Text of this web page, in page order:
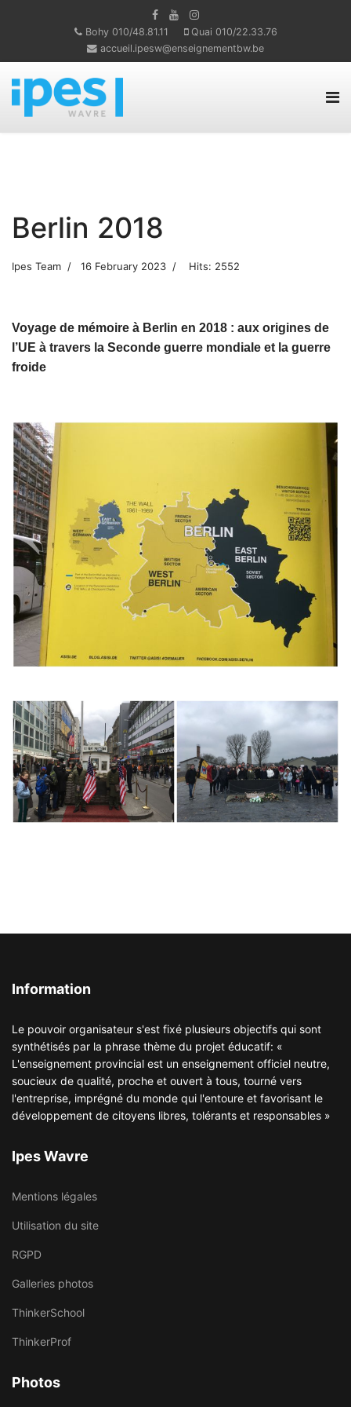
Bohy 010/48.81.11
Quai 010/22.33.76
accueil.ipesw@enseignementbw.be
Berlin 2018
Ipes Team 16 February 2023 Hits: 2552
Voyage de mémoire à Berlin en 2018 : aux origines de
l’UE à travers la Seconde guerre mondiale et la guerre
froide
Information
Le pouvoir organisateur s'est fixé plusieurs objectifs qui sont
synthétisés par la phrase thème du projet éducatif: «
L'enseignement provincial est un enseignement officiel neutre,
soucieux de qualité, proche et ouvert à tous, tourné vers
l'entreprise, imprégné du monde qui l'entoure et favorisant le
développement de citoyens libres, tolérants et responsables »
Ipes Wavre
Mentions légales
Utilisation du site
RGPD
Galleries photos
ThinkerSchool
ThinkerProf
Photos